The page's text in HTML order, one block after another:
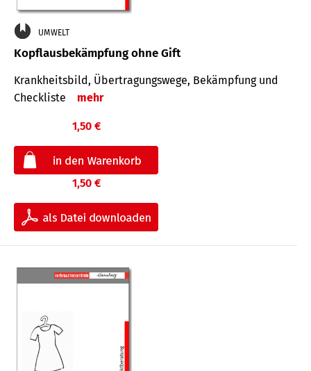
UMWELT
Kopflausbekämpfung ohne Gift
Krankheits­bild, Übertra­gungs­wege, Bekämpfung und
Check­liste
mehr
1,50 €
1,50 €